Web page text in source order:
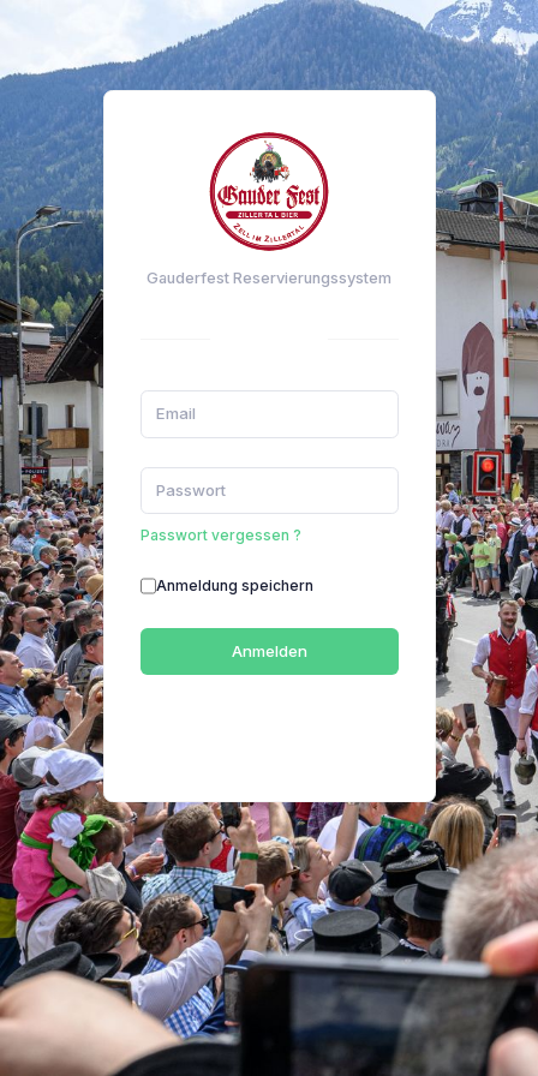
Gauderfest Reservierungssystem
Passwort vergessen ?
Anmeldung speichern
Anmelden